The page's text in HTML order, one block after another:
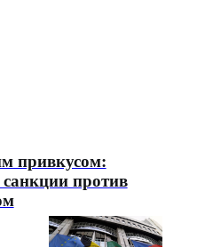
привкусом:
санкции против